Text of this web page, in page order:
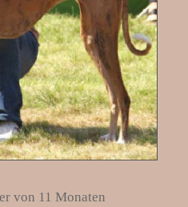
von 11 Monaten